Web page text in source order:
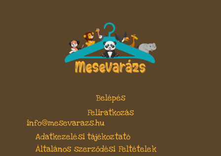
Belépés
Feliratkozás
info@mesevarazs.hu
Adatkezelési tájékoztató
Általános szerződési Feltételek